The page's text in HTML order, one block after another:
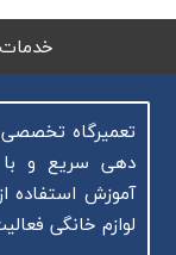
خدمات ویژه
دهی سریع و
آموزش استفاده
لوازم خانگی